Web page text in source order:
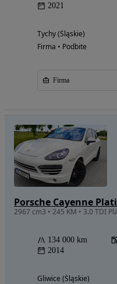
2021
Tychy (Śląskie)
Firma • Podbite
Firma
Porsche Cayenne
2967 cm3 • 245 KM • 3.0 TDI
134 000 km
2014
Gliwice (Śląskie)